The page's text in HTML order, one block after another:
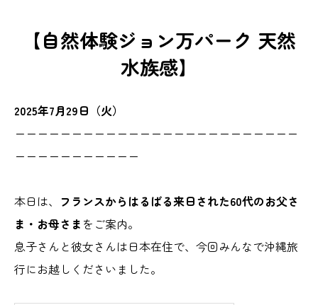
【自然体験ジョン万パーク 天然
水族感】
2025年7月29日（火）
ーーーーーーーーーーーーーーーーーーーーーーーーー
ーーーーーーーーーーー
本日は、 フランスからはるばる来日された60代のお父さ
ま・お母さま をご案内。
息子さんと彼女さんは日本在住で、今回みんなで沖縄旅
行にお越しくださいました。